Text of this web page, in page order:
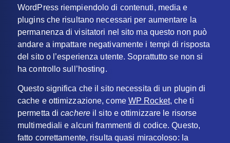
WordPress riempiendolo di contenuti, media e
plugins che risultano necessari per aumentare la
permanenza di visitatori nel sito ma questo non può
andare a impattare negativamente i tempi di risposta
del sito o l’esperienza utente. Soprattutto se non si
ha controllo sull’hosting.
Questo significa che il sito necessita di un plugin di
cache e ottimizzazione, come WP Rocket, che ti
permetta dicachereil sito e ottimizzare le risorse
multimediali e alcuni frammenti di codice. Questo,
fatto correttamente, risulta quasi miracoloso: la